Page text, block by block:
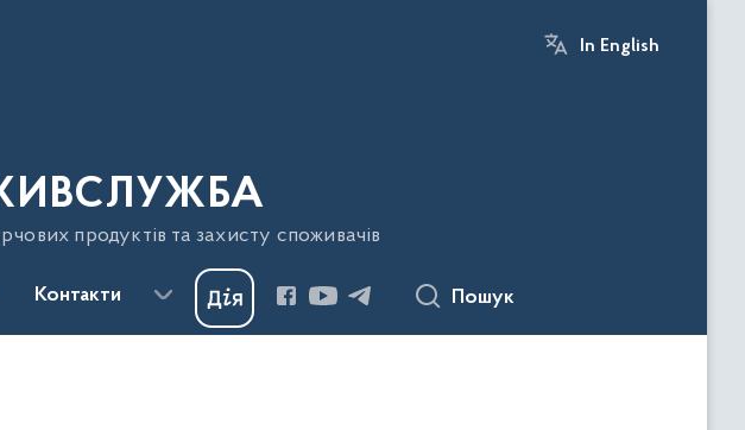
In English
продуктів та захисту споживачів
Контакти Пошук